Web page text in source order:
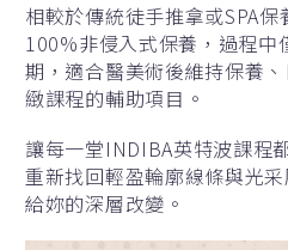
相較於傳統徒手推拿或SPA
100%非侵入式保養，過程中
期，適合醫美術後維持保養
緻課程的輔助項目。
讓每一堂INDIBA英特波課程
重新找回輕盈輪廓線條與光
給妳的深層改變。